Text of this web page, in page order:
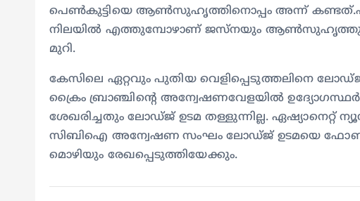
പെൺകുട്ടിയെ ആൺസുഹൃത്തിനൊപ്പം അന്ന്
നിലയിൽ എത്തുമ്പോഴാണ് ജസ്നയും ആൺസുഹൃത്തും
മുറി.
കേസിലെ ഏറ്റവും പുതിയ വെളിപ്പെടുത്തലിനെ
ക്രൈം ബ്രാഞ്ചിന്റെ അന്വേഷണവേളയിൽ
ശേഖരിച്ചതും ലോഡ്ജ് ഉടമ തള്ളുന്നില്ല. ഏഷ്യാനെറ്റ്
സിബിഐ അന്വേഷണ സംഘം ലോഡ്ജ് ഉടമയെ
മൊഴിയും രേഖപ്പെടുത്തിയേക്കും.